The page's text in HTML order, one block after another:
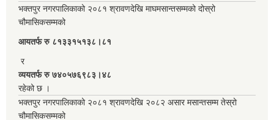
भक्तपुर नगरपालिकाको २०८१ श्रावणदेखि माघमसान्तसम्मको दोस्रो
चौमासिकसम्मको
आयतर्फ रु‌ ८१३३१५१३८।८१
र
व्ययतर्फ रु ७४०५७६९८३।४८
रहेको छ ।
भक्तपुर नगरपालिकाको २०८१ श्रावणदेखि २०८२ असार मसान्तसम्म तेस्रो
चौमासिकसम्मको